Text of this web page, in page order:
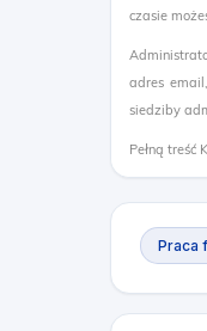
czasie
adres
siedziby
Pełną
Praca